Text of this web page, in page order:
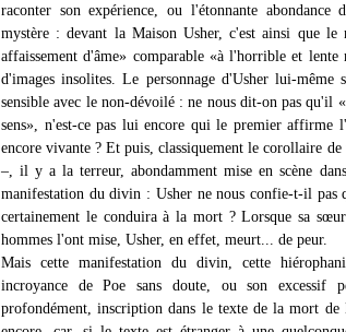
raconter son expérience, ou l'étonnante
mystère : devant la Maison Usher, c'est ainsi que le
affaissement d'âme» comparable «à l'horrible et
d'images insolites. Le personnage d'Usher lui-même
sensible avec le non-dévoilé : ne nous dit-on pas qu'il
sens», n'est-ce pas lui encore qui le premier affirme
encore vivante ? Et puis, classiquement le corollaire
–, il y a la terreur, abondamment mise en scène
manifestation du divin : Usher ne nous confie-t-il pas
certainement le conduira à la mort ? Lorsque sa
hommes l'ont mise, Usher, en effet, meurt... de peur.
Mais cette manifestation du divin, cette
incroyance de Poe sans doute, ou son excessif
profondément, inscription dans le texte de la mort de